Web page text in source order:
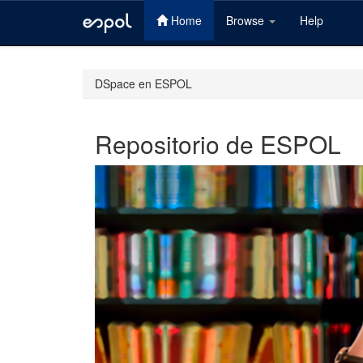
Home Browse Help
DSpace en ESPOL
Repositorio de ESPOL